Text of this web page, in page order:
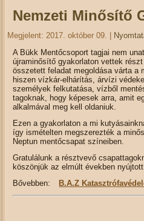
Nemzeti Minősítő
Megjelent: 2017. október 09.
A Bükk Mentőcsoport tagjai nem
újraminősítő gyakorlaton vettek
összetett feladat megoldása várta a
hiszen vízkár-elhárítás, árvízi
személyek felkutatása, vízből
tagoknak, hogy képesek arra, amit
alkalmával meg kell oldaniuk.
Ezen a gyakorlaton a mi
így ismételten megszerezték a
Neptun mentőcsapat színeiben.
Gratulálunk a résztvevő
köszönjük az elmúlt években
Bővebben:
B.A.Z